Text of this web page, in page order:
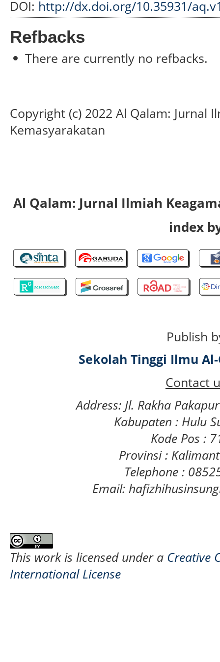
DOI: http://dx.doi.org/10.35931/
Refbacks
There are currently no refbacks.
Copyright (c) 2022 Al Qalam: Jurnal
Kemasyarakatan
Al Qalam: Jurnal Ilmiah
index
Publish
Sekolah Tinggi Ilmu
Contact
Address: Jl. Rakha
Kabupaten : Hulu
Kode Pos :
Provinsi :
Telephone :
Email:
This work is licensed under a Creative
International License